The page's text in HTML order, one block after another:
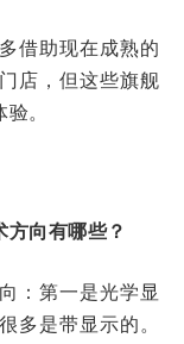
借助现在成熟的
店，但这些旗舰
。
方向有哪些？
：第一是光学显
多是带显示的。